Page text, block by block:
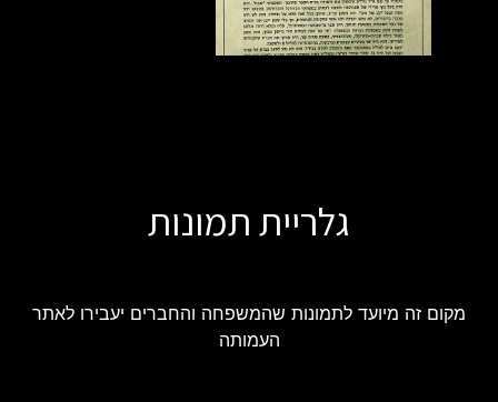
גלריית תמונות
מקום זה מיועד לתמונות שהמשפחה והחברים יעבירו לאתר
העמותה